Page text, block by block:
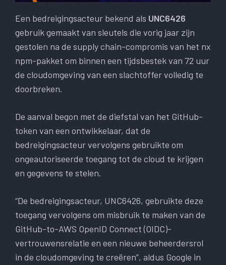
Een bedreigingsacteur bekend als UNC6426
gebruik gemaakt van sleutels die vorig jaar zijn
gestolen na de supply chain-compromis van het nx
npm-pakket om binnen een tijdsbestek van 72 uur
de cloudomgeving van een slachtoffer volledig te
doorbreken.
De aanval begon met de diefstal van het GitHub-
token van een ontwikkelaar, dat de
bedreigingsacteur vervolgens gebruikte om
ongeautoriseerde toegang tot de cloud te krijgen
en gegevens te stelen.
“De bedreigingsacteur, UNC6426, gebruikte deze
toegang vervolgens om misbruik te maken van de
GitHub-to-AWS OpenID Connect (OIDC)-
vertrouwensrelatie en een nieuwe beheerdersrol
in de cloudomgeving te creëren”, aldus Google in